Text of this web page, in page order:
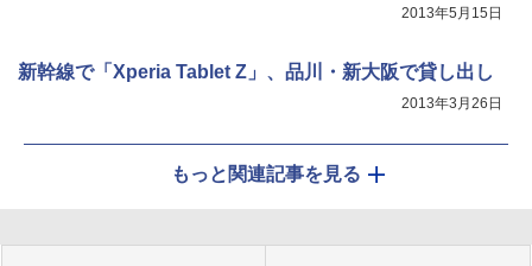
2013年5月15日
新幹線で「Xperia Tablet Z」、品川・新大阪で貸し出し
2013年3月26日
もっと関連記事を見る